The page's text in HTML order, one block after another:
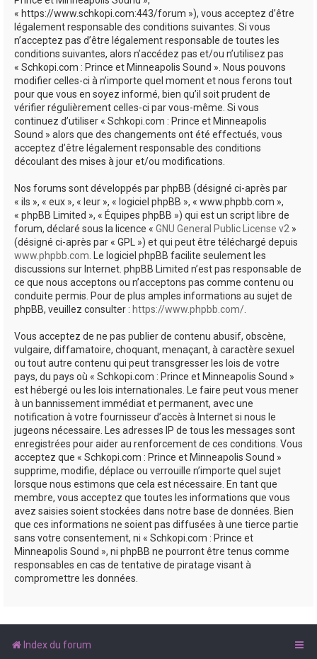
« https://www.schkopi.com:443/forum »), vous acceptez d’être
légalement responsable des conditions suivantes. Si vous
n’acceptez pas d’être légalement responsable de toutes les
conditions suivantes, alors n’accédez pas et/ou n’utilisez pas
« Schkopi.com : Prince et Minneapolis Sound ». Nous pouvons
modifier celles-ci à n’importe quel moment et nous ferons tout
pour que vous en soyez informé, bien qu’il soit prudent de
vérifier régulièrement celles-ci par vous-même. Si vous
continuez d’utiliser « Schkopi.com : Prince et Minneapolis
Sound » alors que des changements ont été effectués, vous
acceptez d’être légalement responsable des conditions
découlant des mises à jour et/ou modifications.
Nos forums sont développés par phpBB (désigné ci-après par
« ils », « eux », « leur », « logiciel phpBB », « www.phpbb.com »,
« phpBB Limited », « Équipes phpBB ») qui est un script libre de
forum, déclaré sous la licence « GNU General Public License v2 »
(désigné ci-après par « GPL ») et qui peut être téléchargé depuis
www.phpbb.com . Le logiciel phpBB facilite seulement les
discussions sur Internet. phpBB Limited n’est pas responsable de
ce que nous acceptons ou n’acceptons pas comme contenu ou
conduite permis. Pour de plus amples informations au sujet de
phpBB, veuillez consulter : https://www.phpbb.com/
Vous acceptez de ne pas publier de contenu abusif, obscène,
vulgaire, diffamatoire, choquant, menaçant, à caractère sexuel
ou tout autre contenu qui peut transgresser les lois de votre
pays, du pays où « Schkopi.com : Prince et Minneapolis Sound »
est hébergé ou les lois internationales. Le faire peut vous mener
à un bannissement immédiat et permanent, avec une
notification à votre fournisseur d’accès à Internet si nous le
jugeons nécessaire. Les adresses IP de tous les messages sont
enregistrées pour aider au renforcement de ces conditions. Vous
acceptez que « Schkopi.com : Prince et Minneapolis Sound »
supprime, modifie, déplace ou verrouille n’importe quel sujet
lorsque nous estimons que cela est nécessaire. En tant que
membre, vous acceptez que toutes les informations que vous
avez saisies soient stockées dans notre base de données. Bien
que ces informations ne soient pas diffusées à une tierce partie
sans votre consentement, ni « Schkopi.com : Prince et
Minneapolis Sound », ni phpBB ne pourront être tenus comme
responsables en cas de tentative de piratage visant à
compromettre les données.
Index du forum